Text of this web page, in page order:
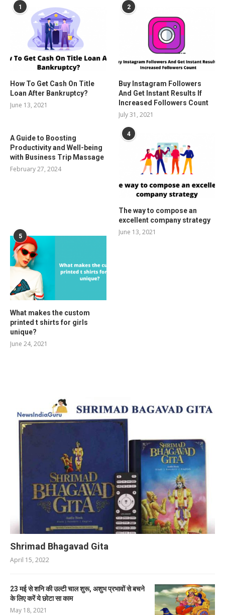
1
How To Get Cash On Title
Loan After Bankruptcy?
June 13, 2021
2
Buy Instagram Followers
And Get Instant Results If
Increased Followers Count
July 31, 2021
A Guide to Boosting
Productivity and Well-being
with Business Trip Massage
February 27, 2024
4
The way to compose an
excellent company strategy
June 13, 2021
5
What makes the custom
printed t shirts for girls
unique?
June 24, 2021
Shrimad Bhagavad Gita
April 15, 2022
23 मई से शनि की उल्टी चाल शुरू, अशुभ प्रभावों से बचने
के लिए करें ये छोटा सा काम
May 18, 2021